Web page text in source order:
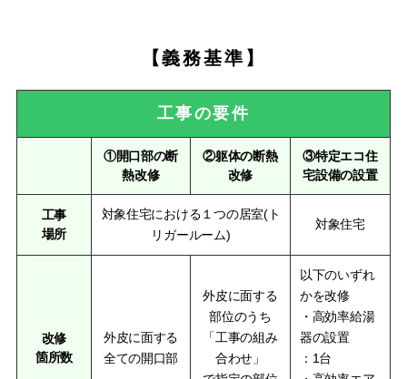
【義務基準】
工事の要件
①開口部の断
熱改修
②躯体の断熱
改修
③特定エコ住
宅設備の設置
工事
場所
対象住宅における１つの居室(ト
リガールーム)
対象住宅
改修
箇所数
外皮に面する
全ての開口部
外皮に面する
部位のうち
「工事の組み
合わせ」
以下のいずれ
かを改修
・高効率給湯
器の設置
：1台